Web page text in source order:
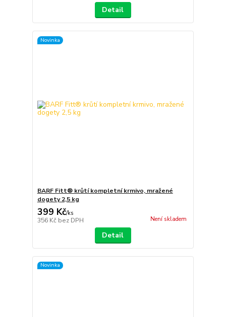
Detail
Novinka
BARF Fitt® krůtí kompletní krmivo, mražené
dogety 2,5 kg
399 Kč/ks
356 Kč bez DPH Není skladem
Detail
Novinka